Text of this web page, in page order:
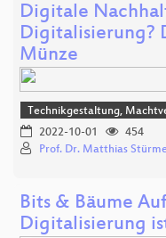
Digitale
Digitalisierung?
Münze
Technikgestaltung,
2022-10-01
454
Prof. Dr. Matthias
Bits & Bäume
Digitalisierung